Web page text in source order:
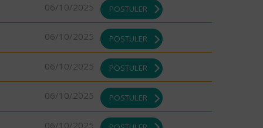
06/10/2025 POSTULER
06/10/2025 POSTULER
06/10/2025 POSTULER
06/10/2025 POSTULER
06/10/2025